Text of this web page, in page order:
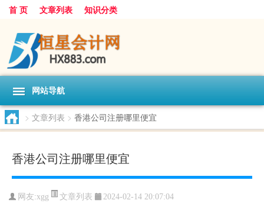
首 页 文章列表 知识分类
网站导航
> 文章列表 > 香港公司注册哪里便宜
香港公司注册哪里便宜
网友:xgg 文章列表 2024-02-14 20:07:04